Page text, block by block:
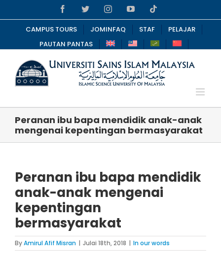
to
content
FacebookTwitterInstagramYouTube
CAMPUS TOURS JOMINFAQ STAF
PELAJAR
PAUTAN PANTAS
Peranan ibu bapa mendidik anak-anak
mengenai kepentingan bermasyarakat
Peranan ibu bapa mendidik
anak-anak mengenai
kepentingan
bermasyarakat
ByAmirul Afif Misran | Julai 18th, 2018 | In our words